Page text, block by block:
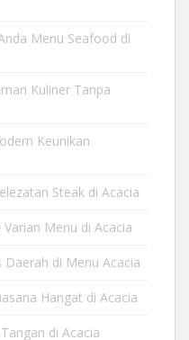
Menu Seafood di
Kuliner Tanpa
Keunikan
Steak di Acacia
Menu di Acacia
Daerah di Menu Acacia
Hangat di Acacia
di Acacia